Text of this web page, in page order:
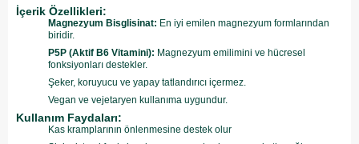
İçerik Özellikleri:
Magnezyum Bisglisinat: En iyi emilen magnezyum formlarından
biridir.
P5P (Aktif B6 Vitamini): Magnezyum emilimini ve hücresel
fonksiyonları destekler.
Şeker, koruyucu ve yapay tatlandırıcı içermez.
Vegan ve vejetaryen kullanıma uygundur.
Kullanım Faydaları:
Kas kramplarının önlenmesine destek olur